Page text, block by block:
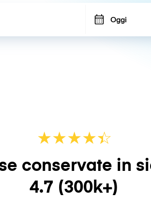
Oggi
★★★★☆
★
conservate in
4.7 (300k+)